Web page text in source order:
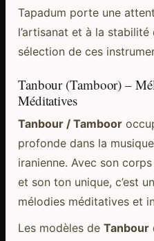
Tapadum porte une
l’artisanat et à la stabilité
sélection de ces
Tanbour (Tamboor) –
Méditatives
Tanbour / Tamboor
profonde dans la
iranienne. Avec son
et son ton unique, c’est
mélodies méditatives et
Les modèles de Tanbour